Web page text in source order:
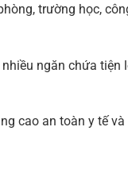
trường học,
ngăn chứa tiện
cao an toàn y tế